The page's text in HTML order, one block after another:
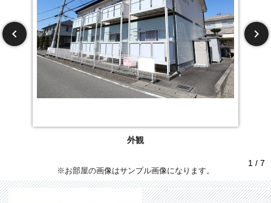
外観
1 / 7
※お部屋の画像はサンプル画像になります。